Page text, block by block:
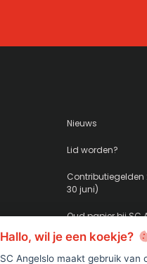
Nieuws
Lid worden?
Contributiegelden
30 juni)
Oud papier bij SC
Hallo, wil je een koekje?
SC Angelslo maakt gebruik